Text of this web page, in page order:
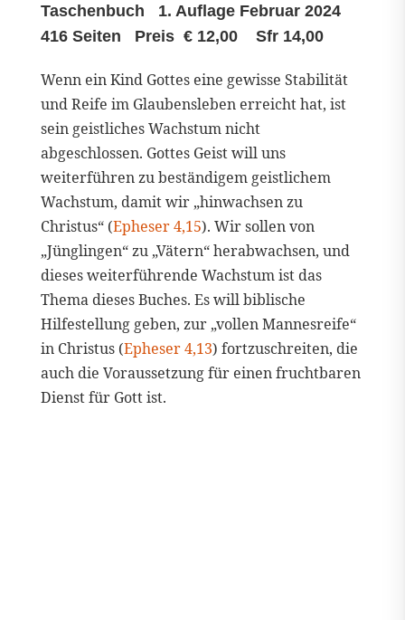
Taschenbuch 1. Auflage Februar 2024
416 Seiten Preis € 12,00 Sfr 14,00
Wenn ein Kind Gottes eine gewisse Stabilität
und Reife im Glaubensleben erreicht hat, ist
sein geistliches Wachstum nicht
abgeschlossen. Gottes Geist will uns
weiterführen zu beständigem geistlichem
Wachstum, damit wir „hinwachsen zu
Christus“ (Epheser 4,15). Wir sollen von
„Jünglingen“ zu „Vätern“ herabwachsen, und
dieses weiterführende Wachstum ist das
Thema dieses Buches. Es will biblische
Hilfestellung geben, zur „vollen Mannesreife“
in Christus (Epheser 4,13) fortzuschreiten, die
auch die Voraussetzung für einen fruchtbaren
Dienst für Gott ist.